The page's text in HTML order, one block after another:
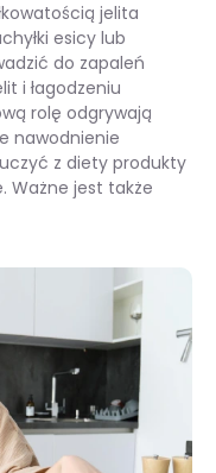
jelita
esicy lub
do zapaleń
i łagodzeniu
rolę odgrywają
nawodnienie
z diety produkty
Ważne jest także